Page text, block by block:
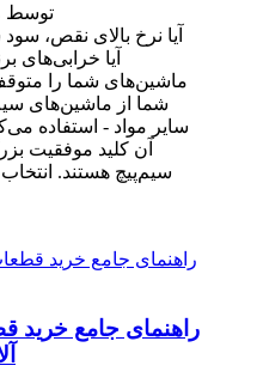
توسط
آیا نرخ بالای نقص،
آیا خرابی‌های
ماشین‌های شما را
شما از ماشین‌های
سایر مواد - استفاده
آن کلید موفقیت
سیم‌پیچ هستند.
راهنمای جامع خرید